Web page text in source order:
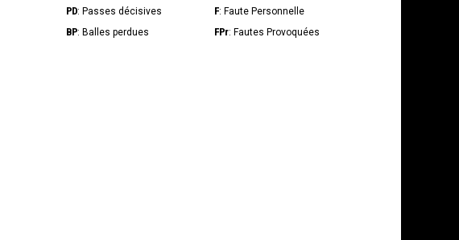
PD: Passes décisives F: Faute Personnelle
BP: Balles perdues FPr: Fautes Provoquées